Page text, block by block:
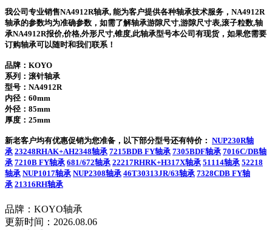
我公司专业销售NA4912R轴承, 能为客户提供各种轴承技术服务，NA4912R
轴承的参数均为准确参数，如需了解轴承游隙尺寸,游隙尺寸表,滚子粒数,轴
承NA4912R报价,价格,外形尺寸,锥度,此轴承型号本公司有现货，如果您需要
订购轴承可以随时和我们联系！
品牌：KOYO
系列：滚针轴承
型号： NA4912R
内径：60mm
外径：85mm
厚度：25mm
新老客户均有优惠促销为您准备，以下部分型号还有特价： NUP230R轴
承 23248RHAK+AH2348轴承 7215BDB FY轴承 7305BDF轴承 7016C/DB轴
承 7210B FY轴承 681/672轴承 22217RHRK+H317X轴承 51114轴承 52218
轴承 NUP1017轴承 NUP2308轴承 46T30313JR/63轴承 7328CDB FY轴
承 21316RH轴承
品牌：KOYO轴承
更新时间：2026.08.06